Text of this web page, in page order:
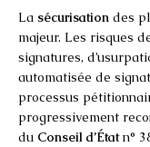
La sécurisation des
majeur. Les risques
signatures,
automatisée de
processus
progressivement
du Conseil d’Étatn°